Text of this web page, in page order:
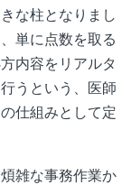
な柱となりまし
単に点数を取る
内容をリアルタ
うという、医師
仕組みとして定
雑な事務作業か